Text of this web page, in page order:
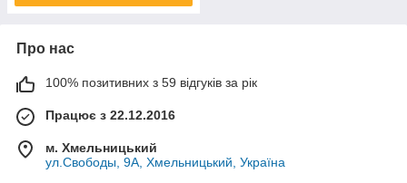
Про нас
100% позитивних з 59 відгуків за рік
Працює з 22.12.2016
м. Хмельницький
ул.Свободы, 9А, Хмельницький, Україна